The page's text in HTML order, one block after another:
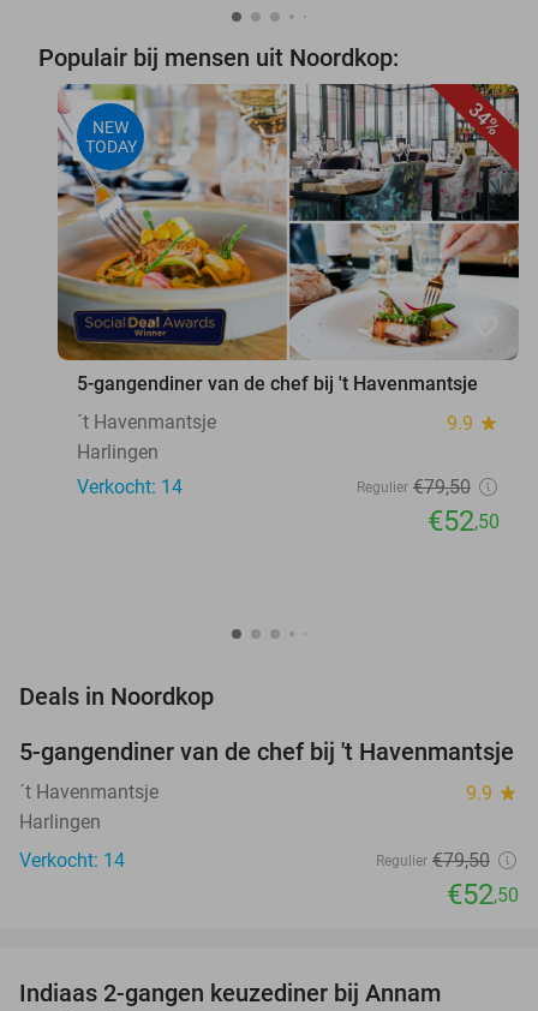
Populair bij mensen uit Noordkop:
34%
NEW
TODAY
favorite_border
5-gangendiner van de chef bij 't Havenmantsje
´t Havenmantsje
9.9 star
Harlingen
Verkocht: 14
Regulier €79,50
€52,50
Deals in Noordkop
34%
NEW
TODAY
5-gangendiner van de chef bij 't Havenmantsje
´t Havenmantsje 9.9 star
Harlingen
Verkocht: 14
Regulier €79,50
€52,50
Indiaas 2-gangen keuzediner bij Annam